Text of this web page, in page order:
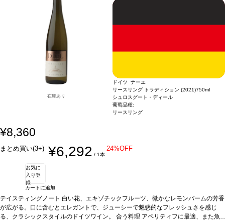
ミュラー・トゥルガウ*本ヴィンテージが在庫切れの場合、在庫があり価格が同様
の場合は自動的に次のヴィンテージに変更されます、ご了承ください。
在庫あり
ドイツ ナーエ
リースリング トラディション (2021)750ml
シュロスグート・ディール
葡萄品種:
リースリング
¥8,360
まとめ買い(3+) ¥6,292 / 1本
24%OFF
お気に
入り登
録
カートに追加
テイスティングノート 白い花、エキゾチックフルーツ、微かなレモンバームの芳香
が広がる。口に含むとエレガントで、ジューシーで魅惑的なフレッシュさを感じ
る、クラシックスタイルのドイツワイン。 合う料理 アペリティフに最適、また魚